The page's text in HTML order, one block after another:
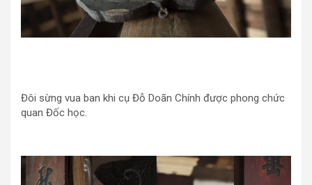
Đôi sừng vua ban khi cụ Đỗ Doãn Chính được phong chức
quan Đốc học.